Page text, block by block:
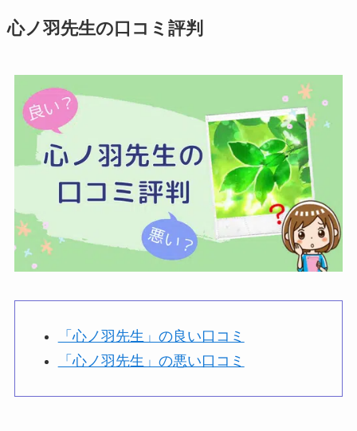
心ノ羽先生の口コミ評判
「心ノ羽先生」の良い口コミ
「心ノ羽先生」の悪い口コミ